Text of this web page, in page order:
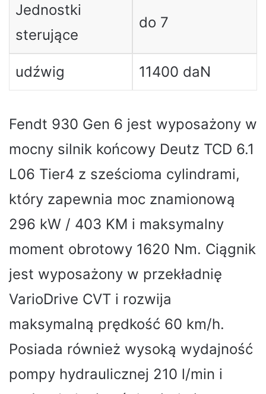
Jednostki
sterujące
do 7
udźwig 11400 daN
Fendt 930 Gen 6 jest wyposażony w
mocny silnik końcowy Deutz TCD 6.1
L06 Tier4 z sześcioma cylindrami,
który zapewnia moc znamionową
296 kW / 403 KM i maksymalny
moment obrotowy 1620 Nm. Ciągnik
jest wyposażony w przekładnię
VarioDrive CVT i rozwija
maksymalną prędkość 60 km/h.
Posiada również wysoką wydajność
pompy hydraulicznej 210 l/min i